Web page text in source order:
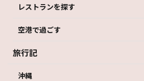
レストランを探す
空港で過ごす
旅行記
沖縄